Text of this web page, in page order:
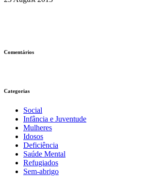
Comentários
Categorias
Social
Infância e Juventude
Mulheres
Idosos
Deficiência
Saúde Mental
Refugiados
Sem-abrigo